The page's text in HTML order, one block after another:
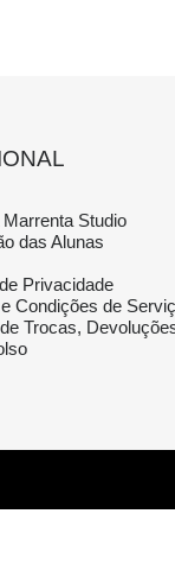
Marrenta Studio
das Alunas
Privacidade
Condições de
Trocas,